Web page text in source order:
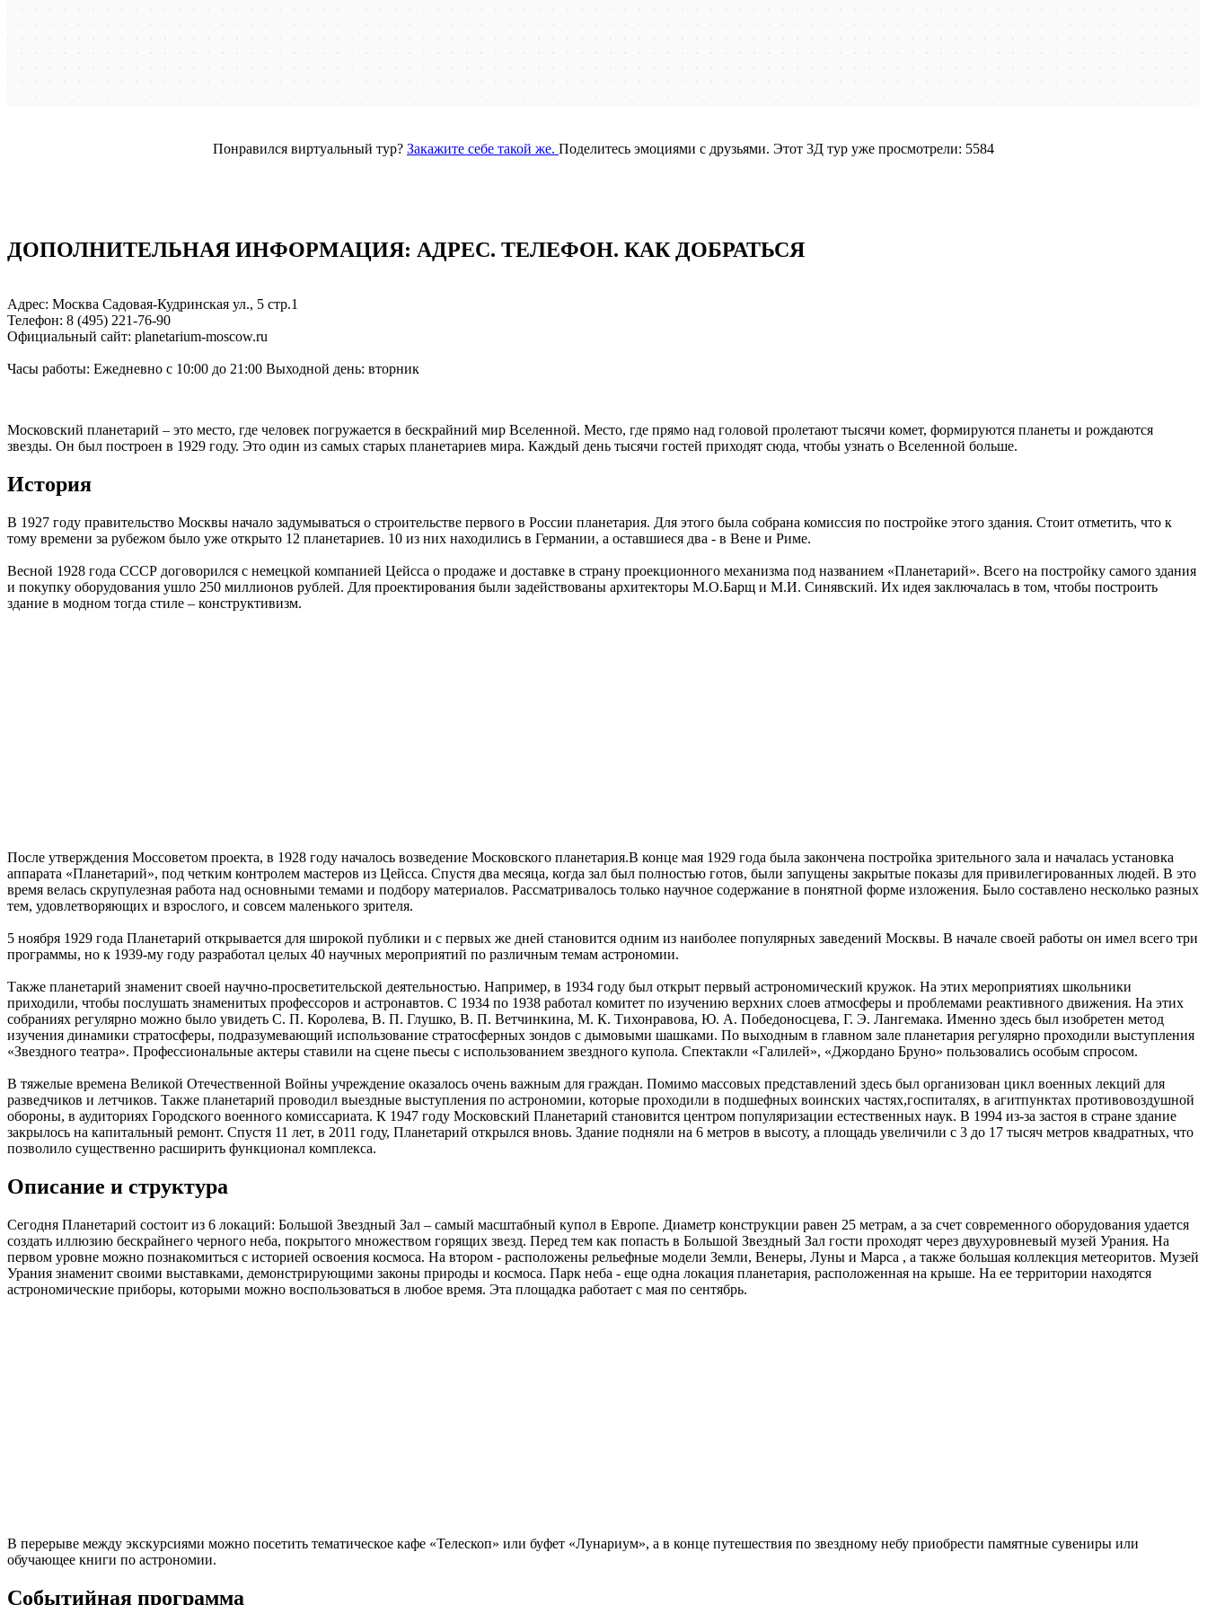
Понравился виртуальный тур? Закажите себе такой же. Поделитесь эмоциями с друзьями. Этот 3Д тур уже просмотрели: 5584
ДОПОЛНИТЕЛЬНАЯ ИНФОРМАЦИЯ: АДРЕC. ТЕЛЕФОН. КАК ДОБРАТЬСЯ
Адрес: Москва Садовая-Кудринская ул., 5 стр.1
Телефон: 8 (495) 221-76-90
Официальный сайт: planetarium-moscow.ru
Часы работы: Ежедневно с 10:00 до 21:00 Выходной день: вторник
Московский планетарий – это место, где человек погружается в бескрайний мир Вселенной. Место, где прямо над головой пролетают тысячи комет, формируются планеты и рождаются
звезды. Он был построен в 1929 году. Это один из самых старых планетариев мира. Каждый день тысячи гостей приходят сюда, чтобы узнать о Вселенной больше.
История
В 1927 году правительство Москвы начало задумываться о строительстве первого в России планетария. Для этого была собрана комиссия по постройке этого здания. Стоит отметить, что к
тому времени за рубежом было уже открыто 12 планетариев. 10 из них находились в Германии, а оставшиеся два - в Вене и Риме.
Весной 1928 года СССР договорился с немецкой компанией Цейсса о продаже и доставке в страну проекционного механизма под названием «Планетарий». Всего на постройку самого здания
и покупку оборудования ушло 250 миллионов рублей. Для проектирования были задействованы архитекторы М.О.Барщ и М.И. Синявский. Их идея заключалась в том, чтобы построить
здание в модном тогда стиле – конструктивизм.
После утверждения Моссоветом проекта, в 1928 году началось возведение Московского планетария.В конце мая 1929 года была закончена постройка зрительного зала и началась установка
аппарата «Планетарий», под четким контролем мастеров из Цейсса. Спустя два месяца, когда зал был полностью готов, были запущены закрытые показы для привилегированных людей. В это
время велась скрупулезная работа над основными темами и подбору материалов. Рассматривалось только научное содержание в понятной форме изложения. Было составлено несколько разных
тем, удовлетворяющих и взрослого, и совсем маленького зрителя.
5 ноября 1929 года Планетарий открывается для широкой публики и с первых же дней становится одним из наиболее популярных заведений Москвы. В начале своей работы он имел всего три
программы, но к 1939-му году разработал целых 40 научных мероприятий по различным темам астрономии.
Также планетарий знаменит своей научно-просветительской деятельностью. Например, в 1934 году был открыт первый астрономический кружок. На этих мероприятиях школьники
приходили, чтобы послушать знаменитых профессоров и астронавтов. С 1934 по 1938 работал комитет по изучению верхних слоев атмосферы и проблемами реактивного движения. На этих
собраниях регулярно можно было увидеть С. П. Королева, В. П. Глушко, В. П. Ветчинкина, М. К. Тихонравова, Ю. А. Победоносцева, Г. Э. Лангемака. Именно здесь был изобретен метод
изучения динамики стратосферы, подразумевающий использование стратосферных зондов с дымовыми шашками. По выходным в главном зале планетария регулярно проходили выступления
«Звездного театра». Профессиональные актеры ставили на сцене пьесы с использованием звездного купола. Спектакли «Галилей», «Джордано Бруно» пользовались особым спросом.
В тяжелые времена Великой Отечественной Войны учреждение оказалось очень важным для граждан. Помимо массовых представлений здесь был организован цикл военных лекций для
разведчиков и летчиков. Также планетарий проводил выездные выступления по астрономии, которые проходили в подшефных воинских частях,госпиталях, в агитпунктах противовоздушной
обороны, в аудиториях Городского военного комиссариата. К 1947 году Московский Планетарий становится центром популяризации естественных наук. В 1994 из-за застоя в стране здание
закрылось на капитальный ремонт. Спустя 11 лет, в 2011 году, Планетарий открылся вновь. Здание подняли на 6 метров в высоту, а площадь увеличили с 3 до 17 тысяч метров квадратных, что
позволило существенно расширить функционал комплекса.
Описание и структура
Сегодня Планетарий состоит из 6 локаций: Большой Звездный Зал – самый масштабный купол в Европе. Диаметр конструкции равен 25 метрам, а за счет современного оборудования удается
создать иллюзию бескрайнего черного неба, покрытого множеством горящих звезд. Перед тем как попасть в Большой Звездный Зал гости проходят через двухуровневый музей Урания. На
первом уровне можно познакомиться с историей освоения космоса. На втором - расположены рельефные модели Земли, Венеры, Луны и Марса , а также большая коллекция метеоритов. Музей
Урания знаменит своими выставками, демонстрирующими законы природы и космоса. Парк неба - еще одна локация планетария, расположенная на крыше. На ее территории находятся
астрономические приборы, которыми можно воспользоваться в любое время. Эта площадка работает с мая по сентябрь.
В перерыве между экскурсиями можно посетить тематическое кафе «Телескоп» или буфет «Лунариум», а в конце путешествия по звездному небу приобрести памятные сувениры или
обучающее книги по астрономии.
Событийная программа